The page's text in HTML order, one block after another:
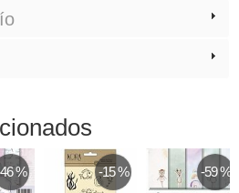
% -15 % -59 %